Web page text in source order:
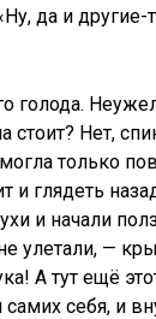
да и
Нет,
только
и глядеть
и начали
улетали, —
А тут ещё
себя, и